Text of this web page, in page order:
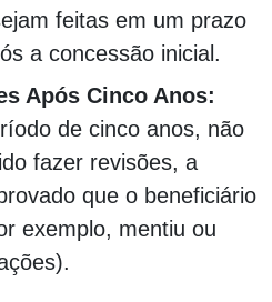
feitas em um prazo
a concessão inicial.
Após Cinco Anos:
de cinco anos, não
fazer revisões, a
que o beneficiário
exemplo, mentiu ou